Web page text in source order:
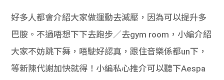
好多人都會介紹大家做運動去減壓，因為可以提升多
巴胺。不過唔想下下去跑步／去gym room，小編介紹
大家不妨跳下舞，唔駛好認真，跟住音樂係都un下，
等新陳代謝加快就得！小編私心推介可以聽下Aespa